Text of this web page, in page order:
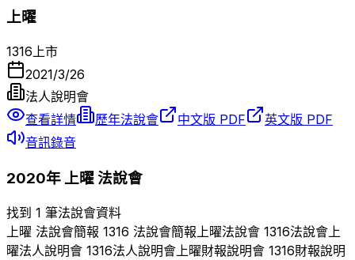
上曜
1316上市
2021/3/26
法人說明會
查看詳情
歷年法說會 中文版 PDF
英文版 PDF
音訊錄音
2020年 上曜法說會
找到 1 筆法說會資料
上曜 法說會簡報 1316 法說會簡報 上曜法說會 1316法說會 上
曜法人說明會 1316法人說明會 上曜財報說明會 1316財報說明